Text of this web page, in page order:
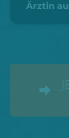
Ärztin